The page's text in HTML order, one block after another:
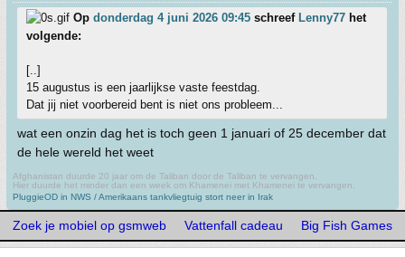
Op donderdag 4 juni 2026 09:45 schreef Lenny77 het
volgende:
[..]
15 augustus is een jaarlijkse vaste feestdag.
Dat jij niet voorbereid bent is niet ons probleem...
wat een onzin dag het is toch geen 1 januari of 25 december dat
de hele wereld het weet
Afghanistan duurde 20 jaar om de Taliban door de Taliban te vervangen.
Hier duurde het minder dan een week om Khamenei met Khamenei te vervangen.
PluggieOD in NWS / Amerikaans tankvliegtuig stort neer in Irak
Zoek je mobiel op gsmweb Vattenfall cadeau Big Fish Games